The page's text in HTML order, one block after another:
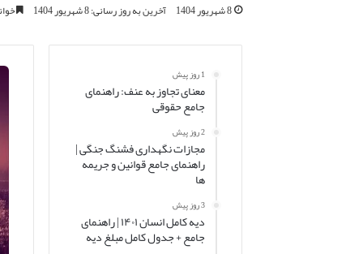
8 شهریور 1404 آخرین به روز رسانی: 8 شهریور 1404
1 روز پیش
معنای تجاوز به عنف: راهنمای
جامع حقوقی
2 روز پیش
مجازات نگهداری فشنگ جنگی |
راهنمای جامع قوانین و جریمه
ها
3 روز پیش
دیه کامل انسان ۱۴۰۱ | راهنمای
جامع + جدول کامل مبلغ دیه